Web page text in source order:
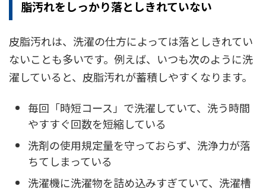
脂汚れをしっかり落としきれていない
皮脂汚れは、洗濯の仕方によっては落としきれてい
ないことも多いです。例えば、いつも次のように洗
濯していると、皮脂汚れが蓄積しやすくなります。
毎回「時短コース」で洗濯していて、洗う時間
やすすぐ回数を短縮している
洗剤の使用規定量を守っておらず、洗浄力が落
ちてしまっている
洗濯機に洗濯物を詰め込みすぎていて、洗濯槽